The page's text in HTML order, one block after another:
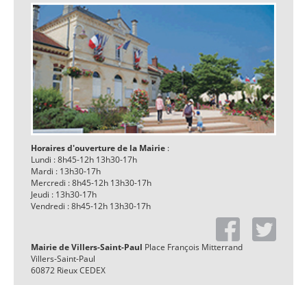
Horaires d'ouverture de la Mairie :
Lundi : 8h45-12h 13h30-17h
Mardi : 13h30-17h
Mercredi : 8h45-12h 13h30-17h
Jeudi : 13h30-17h
Vendredi : 8h45-12h 13h30-17h
Mairie de Villers-Saint-Paul Place François Mitterrand
Villers-Saint-Paul
60872 Rieux CEDEX